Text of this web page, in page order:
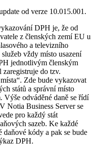
od verze 10.015.001.
DPH je, že od
z členských zemí EU u
a televizního
vždy místo usazení
jednotlivým členským
zaregistruje do tzv.
Zde bude vykazovat
států a správní místo
odváděné daně se řídí
Notia Business Server se
pro každý stát
sazeb. Ke každé
daňové kódy a pak se bude
DPH.